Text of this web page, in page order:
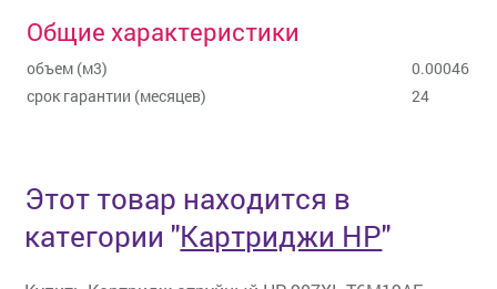
Общие характеристики
объем (м3)
0.00046
срок гарантии (месяцев)
24
Этот товар находится в
категории "Картриджи HP"